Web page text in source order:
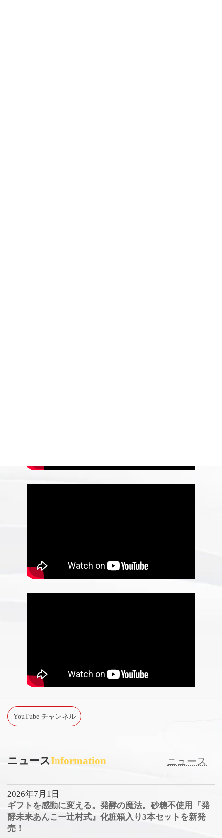
YouTube チャンネル
ニュースInformation ニュース
2026年7月1日
ギフトを感動に変える。発酵の魔法。砂糖不使用『発
酵未来あんこー辻村式』化粧箱入り3本セットを新発
売！